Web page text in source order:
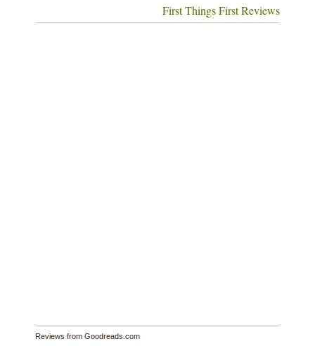
First Things First Reviews
Reviews from Goodreads.com